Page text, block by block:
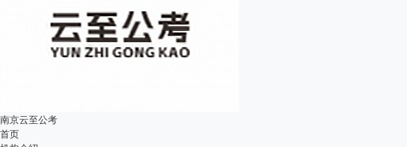
南京云至公考
首页